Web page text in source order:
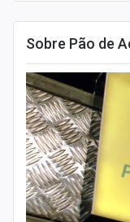
Sobre Pão de